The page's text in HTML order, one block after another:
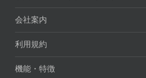
会社案内
利用規約
機能・特徴